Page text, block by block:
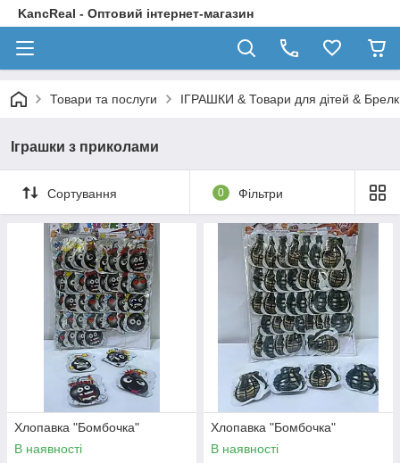
KancReal - Оптовий інтернет-магазин
Товари та послуги ІГРАШКИ & Товари для дітей &
Іграшки з приколами
Сортування 0 Фільтри
Хлопавка "Бомбочка"
В наявності
Хлопавка "Бомбочка"
В наявності